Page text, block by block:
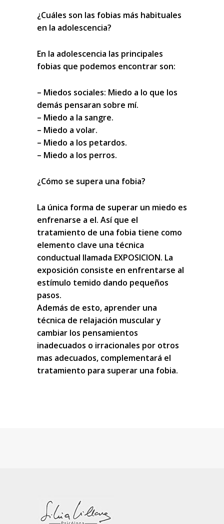
¿Cuáles son las fobias más habituales
en la adolescencia?
En la adolescencia las principales
fobias que podemos encontrar son:
– Miedos sociales: Miedo a lo que los
demás pensaran sobre mí.
– Miedo a la sangre.
– Miedo a volar.
– Miedo a los petardos.
– Miedo a los perros.
¿Cómo se supera una fobia?
La única forma de superar un miedo es
enfrenarse a el. Así que el
tratamiento de una fobia tiene como
elemento clave una técnica
conductual llamada EXPOSICION. La
exposición consiste en enfrentarse al
estímulo temido dando pequeños
pasos.
Además de esto, aprender una
técnica de relajación muscular y
cambiar los pensamientos
inadecuados o irracionales por otros
mas adecuados, complementará el
tratamiento para superar una fobia.